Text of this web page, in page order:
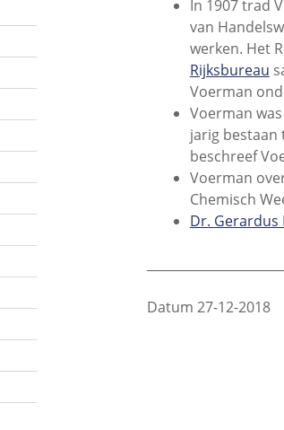
In 1907 trad
van
werken. Het
Rijksbureau
Voerman
Voerman
jarig
beschreef
Voerman
Chemisch
Dr. Gerardus
Datum 27-12-2018